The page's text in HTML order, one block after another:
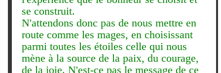
se construit.
N'attendons donc pas de nous mettre en
route comme les mages, en choisissant
parmi toutes les étoiles celle qui nous
mène à la source de la paix, du courage,
de la joie. N'est-ce pas le message de ce